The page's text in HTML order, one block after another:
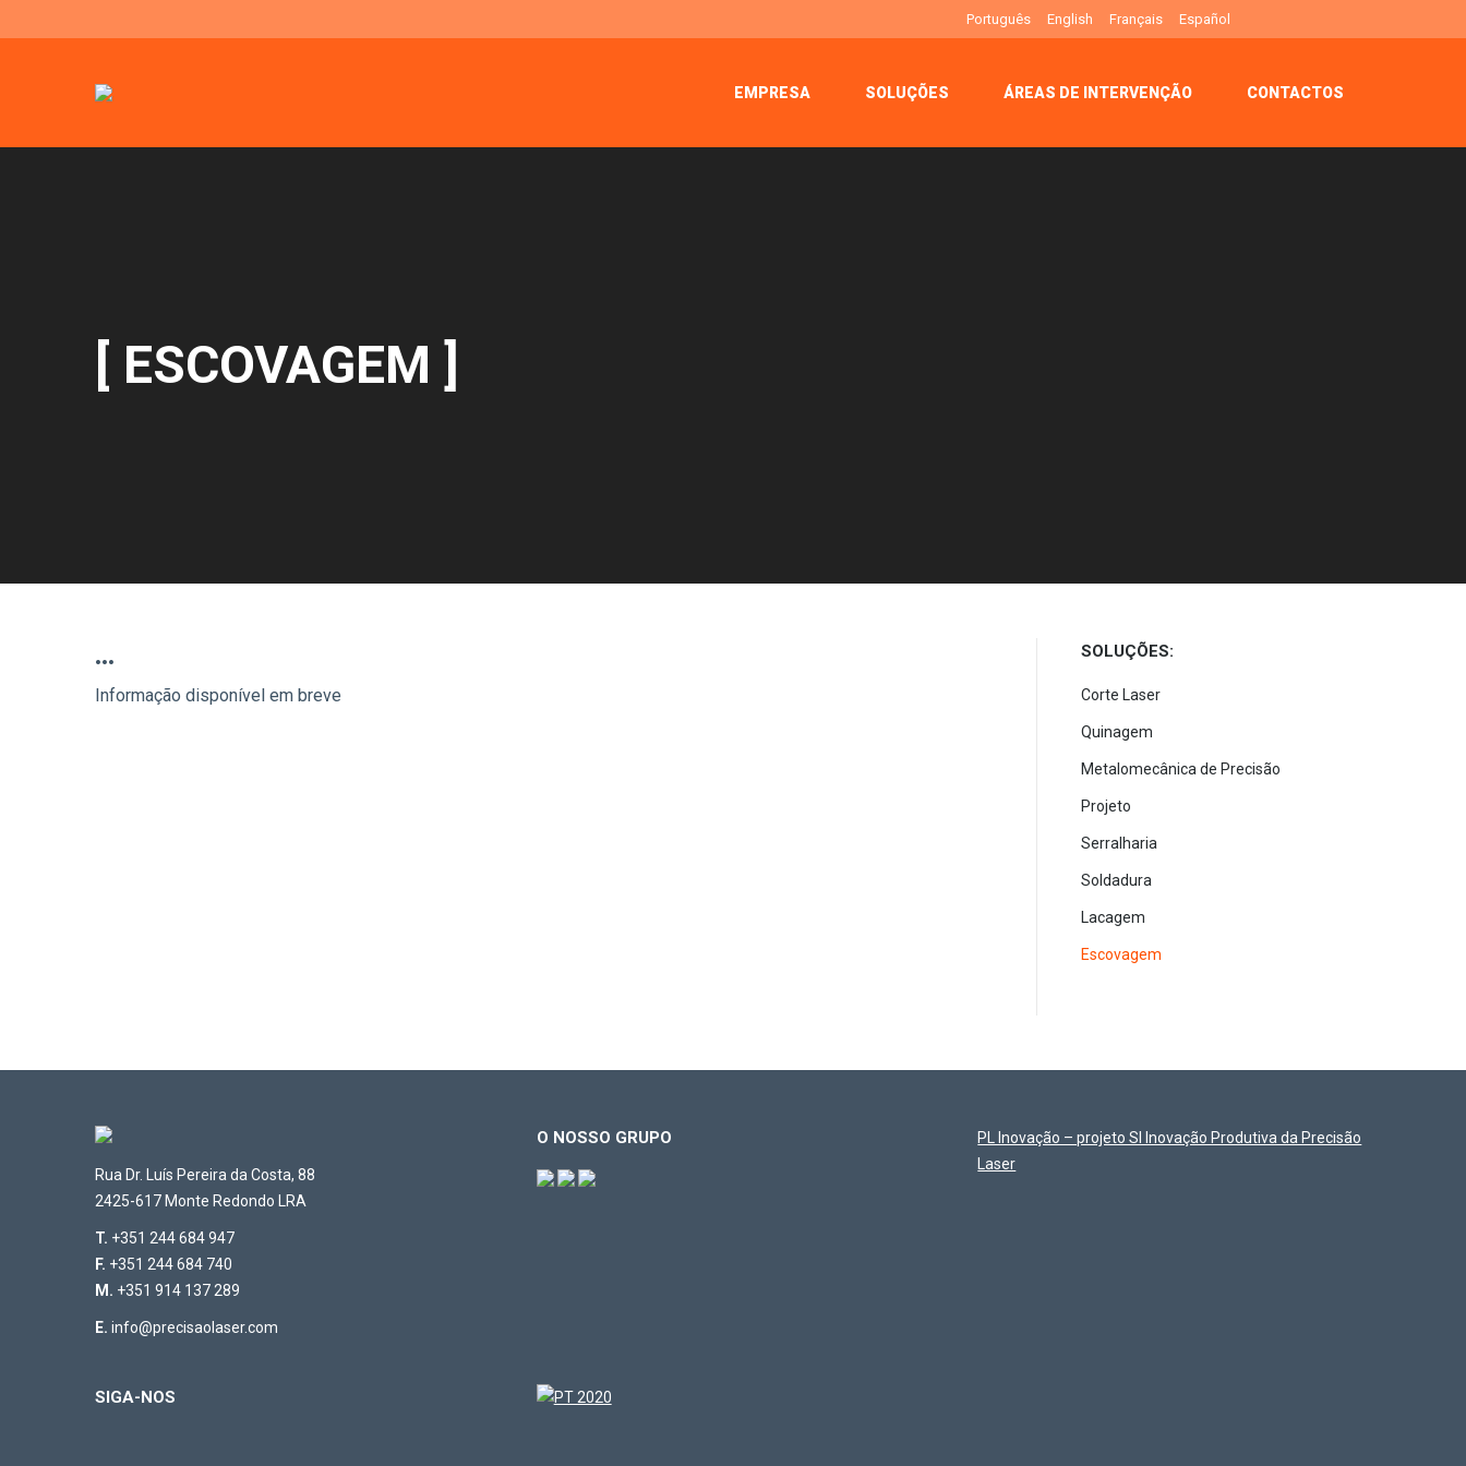
Português English Français Español
EMPRESA SOLUÇÕES ÁREAS DE INTERVENÇÃO CONTACTOS
[ ESCOVAGEM ]
…
Informação disponível em breve
SOLUÇÕES:
Corte Laser
Quinagem
Metalomecânica de Precisão
Projeto
Serralharia
Soldadura
Lacagem
Escovagem
Rua Dr. Luís Pereira da Costa, 88
2425-617 Monte Redondo LRA
T. +351 244 684 947
F. +351 244 684 740
M. +351 914 137 289
E. info@precisaolaser.com
O NOSSO GRUPO
PL Inovação – projeto SI Inovação Produtiva da Precisão
Laser
SIGA-NOS